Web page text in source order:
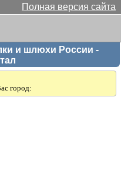
Полная версия сайта
и шлюхи России -
город: